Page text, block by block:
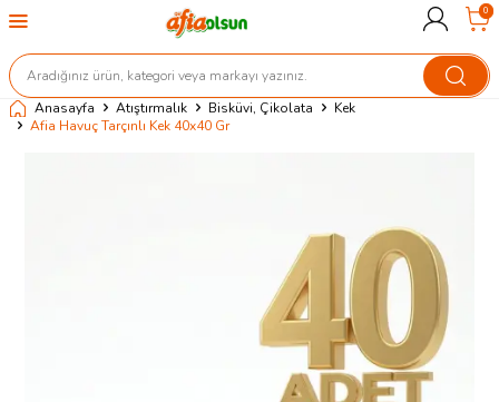
0
Anasayfa Atıştırmalık Bisküvi, Çikolata
Kek
Afia Havuç Tarçınlı Kek 40x40 Gr